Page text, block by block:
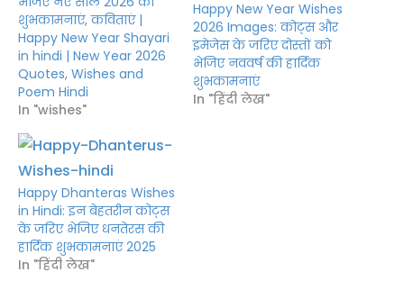
शुभकामनाएं, कविताएं |
Happy New Year Shayari
in hindi | New Year 2026
Quotes, Wishes and
Poem Hindi
In "wishes"
Happy New Year Wishes
2026 Images: कोट्स और
इमेजेस के जरिए दोस्तों को
भेजिए नववर्ष की हार्दिक
शुभकामनाएं
In "हिंदी लेख"
Happy Dhanteras Wishes
in Hindi: इन बेहतरीन कोट्स
के जरिए भेजिए धनतेरस की
हार्दिक शुभकामनाएं 2025
In "हिंदी लेख"